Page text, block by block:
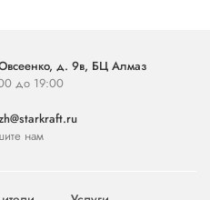
д. 9в, БЦ Алмаз
до 19:00
нам